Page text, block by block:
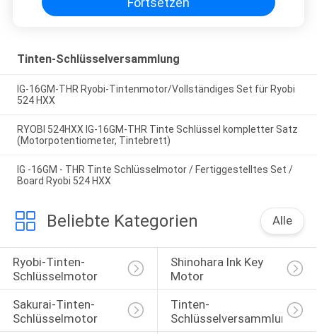
Tinten-Schlüsselversammlung
IG-16GM-THR Ryobi-Tintenmotor/Vollständiges Set für Ryobi
524 HXX
RYOBI 524HXX IG-16GM-THR Tinte Schlüssel kompletter Satz
(Motorpotentiometer, Tintebrett)
IG -16GM - THR Tinte Schlüsselmotor / Fertiggestelltes Set /
Board Ryobi 524 HXX
Beliebte Kategorien Alle
Ryobi-Tinten-
Schlüsselmotor
Shinohara Ink Key
Motor
Sakurai-Tinten-
Schlüsselmotor
Tinten-
Schlüsselversammlung